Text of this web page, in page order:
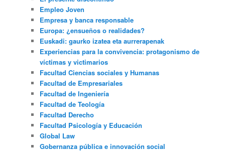
Empleo Joven
Empresa y banca responsable
Europa: ¿ensueños o realidades?
Euskadi: gaurko izatea eta aurrerapenak
Experiencias para la convivencia: protagonismo de
víctimas y victimarios
Facultad Ciencias sociales y Humanas
Facultad de Empresariales
Facultad de Ingeniería
Facultad de Teología
Facultad Derecho
Facultad Psicología y Educación
Global Law
Gobernanza pública e innovación social